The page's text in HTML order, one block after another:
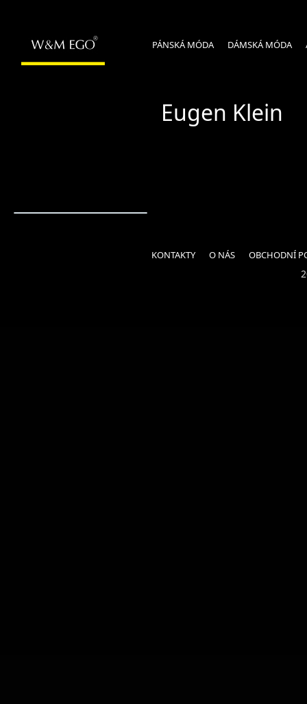
PÁNSKÁ MÓDA DÁMSKÁ MÓDA
Eugen Klein
KONTAKTY O NÁS OBCHODNÍ